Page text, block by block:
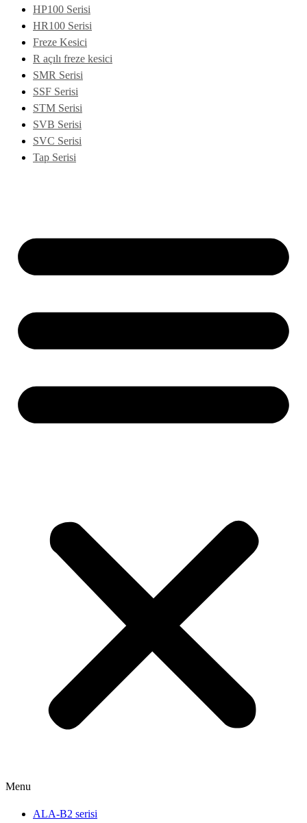
HP100 Serisi
HR100 Serisi
Freze Kesici
R açılı freze kesici
SMR Serisi
SSF Serisi
STM Serisi
SVB Serisi
SVC Serisi
Tap Serisi
Menu
ALA-B2 serisi